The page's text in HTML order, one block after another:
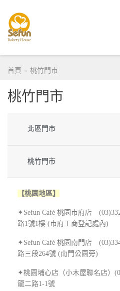
首頁 桃竹門市
桃竹門市
北區門市
桃竹門市
【桃園地區】
✦Sefun Café 桃園市府店
路1號1樓 (市府工商登記處內)
✦Sefun Café 桃園南門店
路三段264號 (南門公園旁)
✦桃園埔心店（小木屋聯名店）
龍二路1-1號